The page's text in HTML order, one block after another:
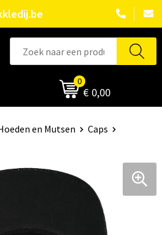
0
€ 0,00
en Mutsen
Caps